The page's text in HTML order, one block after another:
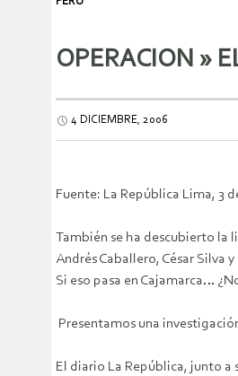
OPERACION »
4 DICIEMBRE, 2006
Fuente: La República Lima, 3
También se ha descubierto la
Andrés Caballero, César Silva
Si eso pasa en Cajamarca…
Presentamos una
El diario La República, junto a